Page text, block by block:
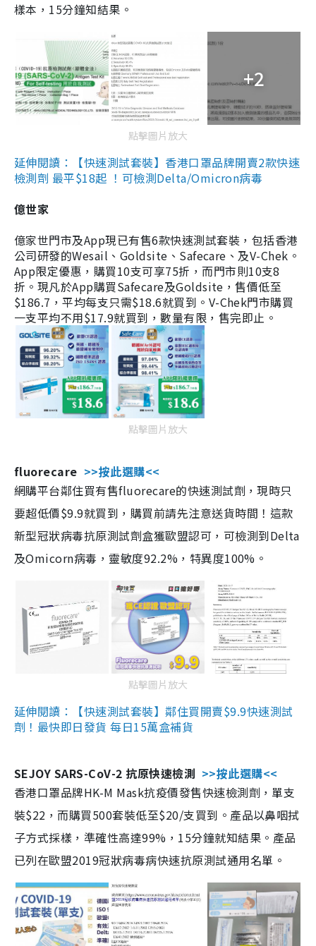
樣本，15分鐘知結果。
+2
點擊圖片放大
延伸閱讀：【快速測試套裝】香港口罩品牌開賣2款快速
檢測劑 最平$18起 ！可檢測Delta/Omicron病毒
億世家
億家世門市及App現已有售6款快速測試套裝，包括香港
公司研發的Wesail、Goldsite、Safecare、及V-Chek。
App限定優惠，購買10支可享75折，而門市則10支8
折。現凡於App購買Safecare及Goldsite，售價低至
$186.7，平均每支只需$18.6就買到。V-Chek門市購買
一支平均不用$17.9就買到，數量有限，售完即止。
點擊圖片放大
fluorecare >>按此選購<<
網購平台鄰住買有售fluorecare的快速測試劑，現時只
要超低價$9.9就買到，購買前請先注意送貨時間！這款
新型冠狀病毒抗原測試劑盒獲歐盟認可，可檢測到Delta
及Omicorn病毒，靈敏度92.2%，特異度100%。
點擊圖片放大
延伸閱讀：【快速測試套裝】鄰住買開賣$9.9快速測試
劑！最快即日發貨 每日15萬盒補貨
SEJOY SARS-CoV-2 抗原快速檢測 >>按此選購<<
香港口罩品牌HK-M Mask抗疫價發售快速檢測劑，單支
裝$22，而購買500套裝低至$20/支買到。產品以鼻咽拭
子方式採樣，準確性高達99%，15分鐘就知結果。產品
已列在歐盟2019冠狀病毒病快速抗原測試通用名單。